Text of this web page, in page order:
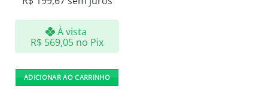
À vista
R$ 569,05 no Pix
ADICIONAR AO CARRINHO